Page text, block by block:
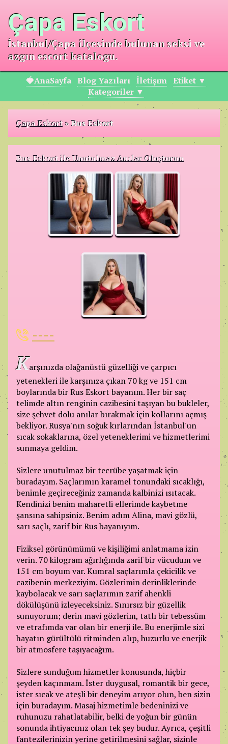
Çapa Eskort
İstanbul/Çapa ilçesinde bulunan seksi ve
azgın escort katalogu.
🍓AnaSayfa Blog Yazıları İletişım Etiket ▼
Kategoriler ▼
Çapa Eskort»Rus Eskort
Rus Eskort ile Unutulmaz Anılar Oluşturun
----
Karşınızda olağanüstü güzelliği ve çarpıcı
yetenekleri ile karşınıza çıkan 70 kg ve 151 cm
boylarında bir Rus Eskort bayanım. Her bir saç
telimde altın renginin cazibesini taşıyan bu bukleler,
size şehvet dolu anılar bırakmak için kollarını açmış
bekliyor. Rusya'nın soğuk kırlarından İstanbul'un
sıcak sokaklarına, özel yeteneklerimi ve hizmetlerimi
sunmaya geldim.
Sizlere unutulmaz bir tecrübe yaşatmak için
buradayım. Saçlarımın karamel tonundaki sıcaklığı,
benimle geçireceğiniz zamanda kalbinizi ısıtacak.
Kendinizi benim maharetli ellerimde kaybetme
şansına sahipsiniz. Benim adım Alina, mavi gözlü,
sarı saçlı, zarif bir Rus bayanıyım.
Fiziksel görünümümü ve kişiliğimi anlatmama izin
verin. 70 kilogram ağırlığında zarif bir vücudum ve
151 cm boyum var. Kumral saçlarımla çekicilik ve
cazibenin merkeziyim. Gözlerimin derinliklerinde
kaybolacak ve sarı saçlarımın zarif ahenkli
dökülüşünü izleyeceksiniz. Sınırsız bir güzellik
sunuyorum; derin mavi gözlerim, tatlı bir tebessüm
ve etrafımda var olan bir enerji ile. Bu enerjimle sizi
hayatın gürültülü ritminden alıp, huzurlu ve enerjik
bir atmosfere taşıyacağım.
Sizlere sunduğum hizmetler konusunda, hiçbir
şeyden kaçınmam. İster duygusal, romantik bir gece,
ister sıcak ve ateşli bir deneyim arıyor olun, ben sizin
için buradayım. Masaj hizmetimle bedeninizi ve
ruhunuzu rahatlatabilir, belki de yoğun bir günün
sonunda ihtiyacınız olan tek şey budur. Ayrıca, çeşitli
fantezilerinizin yerine getirilmesini sağlar, sizinle